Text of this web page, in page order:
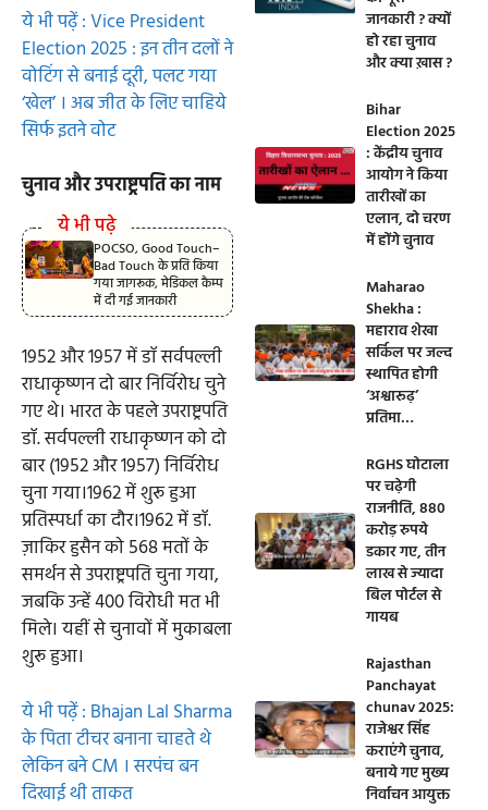
ये भी पढ़ें : Vice President
Election 2025 : इन तीन दलों ने
वोटिंग से बनाई दूरी, पलट गया
‘खेल’ । अब जीत के लिए चाहिये
सिर्फ इतने वोट
चुनाव और उपराष्ट्रपति का नाम
ये भी पढ़े
POCSO, Good Touch–
Bad Touch के प्रति किया
गया जागरूक, मेडिकल कैम्प
में दी गई जानकारी
1952 और 1957 में डॉ सर्वपल्ली
राधाकृष्णन दो बार निर्विरोध चुने
गए थे। भारत के पहले उपराष्ट्रपति
डॉ. सर्वपल्ली राधाकृष्णन को दो
बार (1952 और 1957) निर्विरोध
चुना गया।1962 में शुरू हुआ
प्रतिस्पर्धा का दौर।1962 में डॉ.
ज़ाकिर हुसैन को 568 मतों के
समर्थन से उपराष्ट्रपति चुना गया,
जबकि उन्हें 400 विरोधी मत भी
मिले। यहीं से चुनावों में मुकाबला
शुरू हुआ।
ये भी पढ़ें : Bhajan Lal Sharma
के पिता टीचर बनाना चाहते थे
लेकिन बने CM । सरपंच बन
दिखाई थी ताकत
जानकारी ? क्यों
हो रहा चुनाव
और क्या ख़ास ?
Bihar
Election 2025
: केंद्रीय चुनाव
आयोग ने किया
तारीखों का
एलान, दो चरण
में होंगे चुनाव
Maharao
Shekha :
महाराव शेखा
सर्किल पर जल्द
स्थापित होगी
‘अश्वारूढ़’
प्रतिमा…
RGHS घोटाला
पर चढ़ेगी
राजनीति, 880
करोड़ रुपये
डकार गए, तीन
लाख से ज्यादा
बिल पोर्टल से
गायब
Rajasthan
Panchayat
chunav 2025:
राजेश्वर सिंह
कराएंगे चुनाव,
बनाये गए मुख्य
निर्वाचन आयुक्त